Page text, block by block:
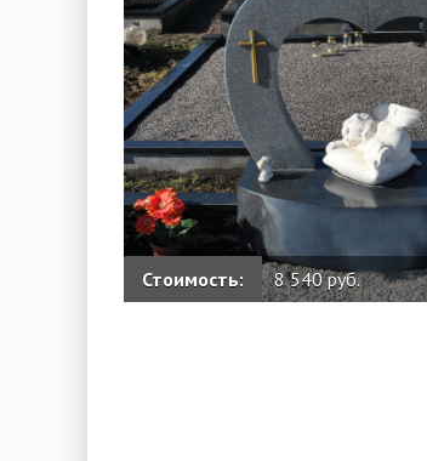
Стоимость: 8 540 руб.